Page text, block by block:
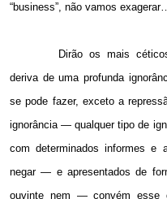
“business”, não vamos
Dirão os mais
deriva de uma profunda
se pode fazer, exceto a
ignorância — qualquer tipo de
com determinados informes e
negar — e apresentados de
ouvinte nem — convém